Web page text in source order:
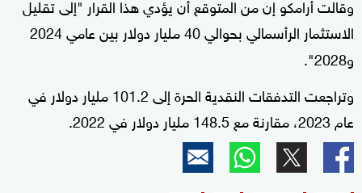
وقالت أرامكو إن من المتوقع أن يؤدي هذا القرار "إلى تقليل
الاستثمار الرأسمالي بحوالي 40 مليار دولار بين عامي 2024
و2028".
وتراجعت التدفقات النقدية الحرة إلى 101.2 مليار دولار في
عام 2023، مقارنة مع 148.5 مليار دولار في 2022.